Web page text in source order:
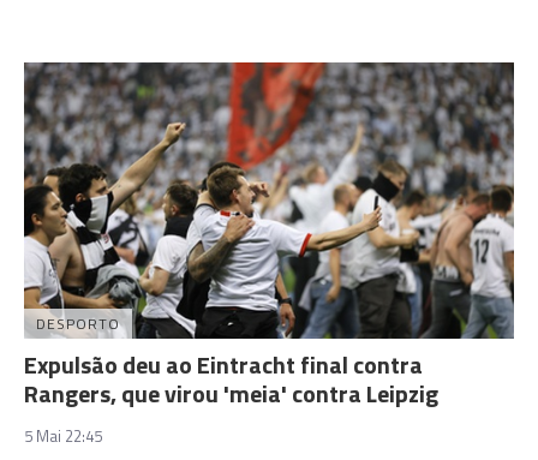
DESPORTO
Expulsão deu ao Eintracht final contra
Rangers, que virou 'meia' contra Leipzig
5 Mai 22:45